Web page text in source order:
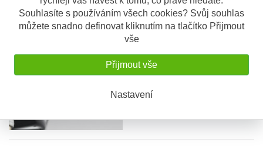
Souhlasíte s používáním všech cookies? Svůj souhlas
můžete snadno definovat kliknutím na tlačítko Přijmout
vše
Přijmout vše
Nastavení
2.306 Kč
Barkbusters karbonové
chrániče páček BCF-003-01-
CF
chrániče páček pro uchycení